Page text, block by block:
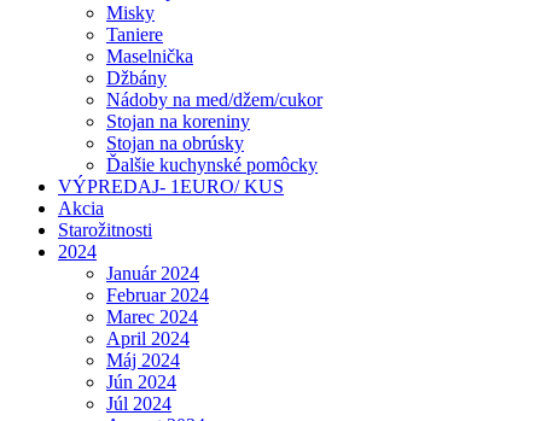
Misky
Taniere
Maselnička
Džbány
Nádoby na med/džem/cukor
Stojan na koreniny
Stojan na obrúsky
Ďalšie kuchynské pomôcky
VÝPREDAJ- 1EURO/ KUS
Akcia
Starožitnosti
2024
Január 2024
Februar 2024
Marec 2024
April 2024
Máj 2024
Jún 2024
Júl 2024